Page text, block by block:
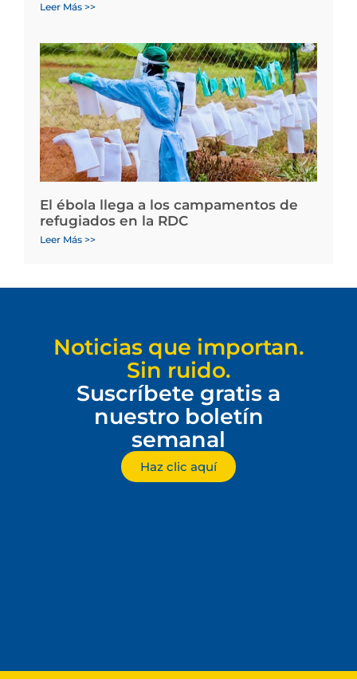
Leer Más >>
El ébola llega a los campamentos de
refugiados en la RDC
Leer Más >>
Noticias que importan.
Sin ruido.
Suscríbete gratis a
nuestro boletín
semanal
Haz clic aquí